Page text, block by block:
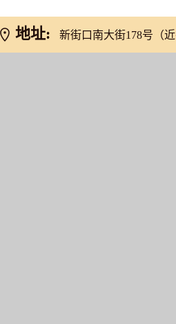
地址: 新街口南大街178号（